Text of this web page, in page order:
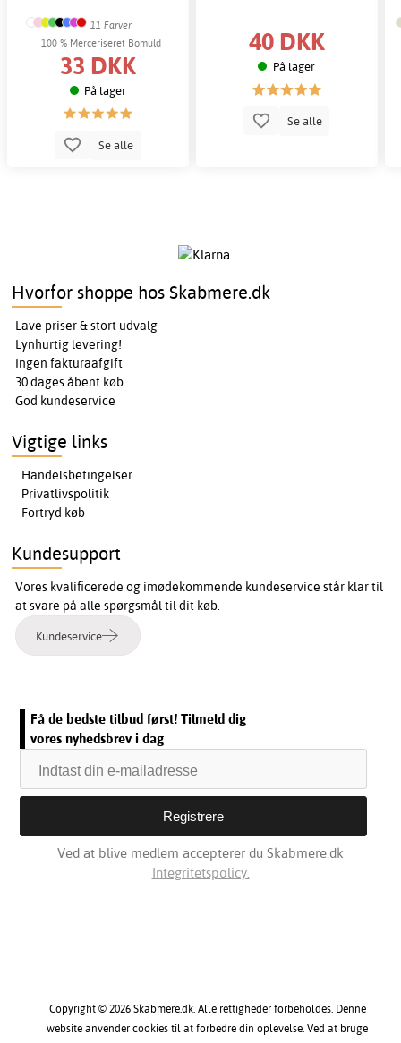
11 Farver
100 % Merceriseret Bomuld
33 DKK
På lager
Se alle
40 DKK
På lager
Se alle
Hvorfor shoppe hos Skabmere.dk
Lave priser & stort udvalg
Lynhurtig levering!
Ingen fakturaafgift
30 dages åbent køb
God kundeservice
Vigtige links
Handelsbetingelser
Privatlivspolitik
Fortryd køb
Kundesupport
Vores kvalificerede og imødekommende kundeservice står klar til
at svare på alle spørgsmål til dit køb.
Kundeservice
Få de bedste tilbud først! Tilmeld dig
vores nyhedsbrev i dag
Ved at blive medlem accepterer du Skabmere.dk
Integritetspolicy.
Copyright © 2026 Skabmere.dk. Alle rettigheder forbeholdes. Denne
website anvender cookies til at forbedre din oplevelse. Ved at bruge